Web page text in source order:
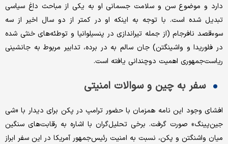
دارد و موضوع سن و سلامت جسمانی او به یکی از مباحث داغ سیاسی
تبدیل شده است. با توجه به اینکه او در کمتر از دو سال اخیر از سه
سوءقصد نافرجام (از جمله تیراندازی در پنسیلوانیا و توطئه‌های خنثی شده
در فلوریدا و واشینگتن) جان سالم به در برده، تدابیر مربوط به جانشینی
ریاست‌جمهوری اهمیت دوچندانی یافته است.
سفر به چین و سوالات امنیتی
افشای وجود این نامه همزمان با حضور ترامپ در پکن برای دیدار با «شی
جین‌پینگ» صورت گرفت. برخی تحلیل‌گران با اشاره به رقابت‌های سنگین
میان واشنگتن و پکن، نسبت به امنیت رئیس‌جمهور آمریکا در این سفر ابراز